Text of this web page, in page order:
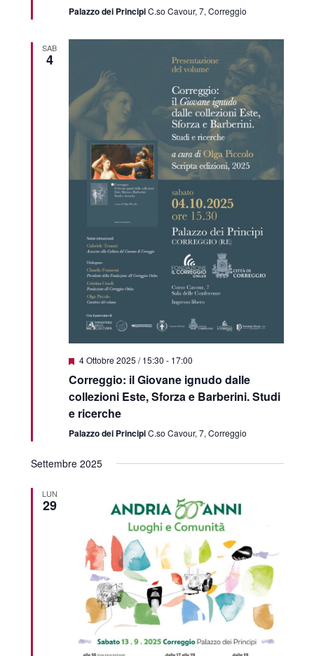
Palazzo dei PrincipiC.so Cavour, 7, Correggio
SAB
4
Featured
4 Ottobre 2025 / 15:30 - 17:00
Correggio: il Giovane ignudo dalle
collezioni Este, Sforza e Barberini. Studi
e ricerche
Palazzo dei PrincipiC.so Cavour, 7, Correggio
Settembre 2025
LUN
29